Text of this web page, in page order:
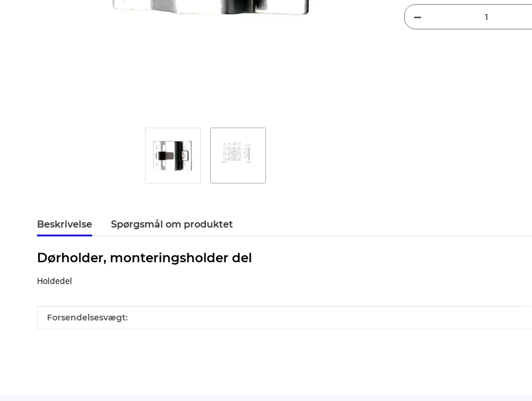
Beskrivelse Spørgsmål om produktet
Dørholder, monteringsholder del
Holdedel
#productDetails.itemInformation#
#productDetails.itemValue#
Forsendelsesvægt: